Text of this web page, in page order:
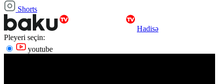
Shorts
Hadisə
Pleyeri seçin:
youtube